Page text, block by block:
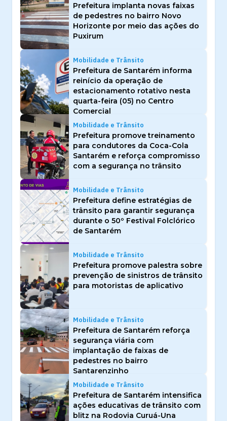
Prefeitura implanta novas faixas
de pedestres no bairro Novo
Horizonte por meio das ações do
Puxirum
Mobilidade e Trânsito
Prefeitura de Santarém informa
reinício da operação de
estacionamento rotativo nesta
quarta-feira (05) no Centro
Comercial
Mobilidade e Trânsito
Prefeitura promove treinamento
para condutores da Coca-Cola
Santarém e reforça compromisso
com a segurança no trânsito
Mobilidade e Trânsito
Prefeitura define estratégias de
trânsito para garantir segurança
durante o 50º Festival Folclórico
de Santarém
Mobilidade e Trânsito
Prefeitura promove palestra sobre
prevenção de sinistros de trânsito
para motoristas de aplicativo
Mobilidade e Trânsito
Prefeitura de Santarém reforça
segurança viária com
implantação de faixas de
pedestres no bairro
Santarenzinho
Mobilidade e Trânsito
Prefeitura de Santarém intensifica
ações educativas de trânsito com
blitz na Rodovia Curuá-Una